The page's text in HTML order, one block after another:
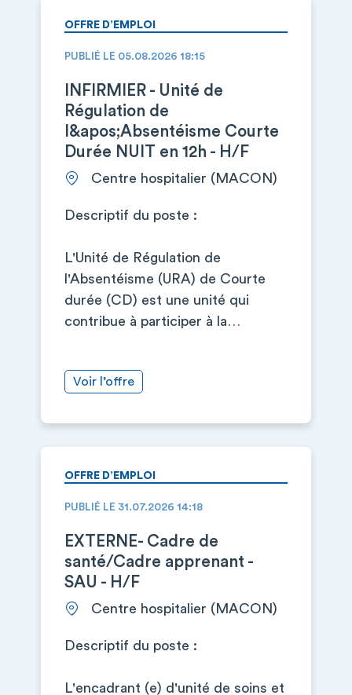
OFFRE D’EMPLOI
PUBLIÉ LE 05.08.2026 18:15
INFIRMIER - Unité de
Régulation de
l&apos;Absentéisme Courte
Durée NUIT en 12h - H/F
Centre hospitalier (MACON)
Descriptif du poste :
L'Unité de Régulation de
l'Absentéisme (URA) de Courte
durée (CD) est une unité qui
contribue à participer à la…
Voir l’offre
OFFRE D’EMPLOI
PUBLIÉ LE 31.07.2026 14:18
EXTERNE- Cadre de
santé/Cadre apprenant -
SAU - H/F
Centre hospitalier (MACON)
Descriptif du poste :
L'encadrant (e) d'unité de soins et